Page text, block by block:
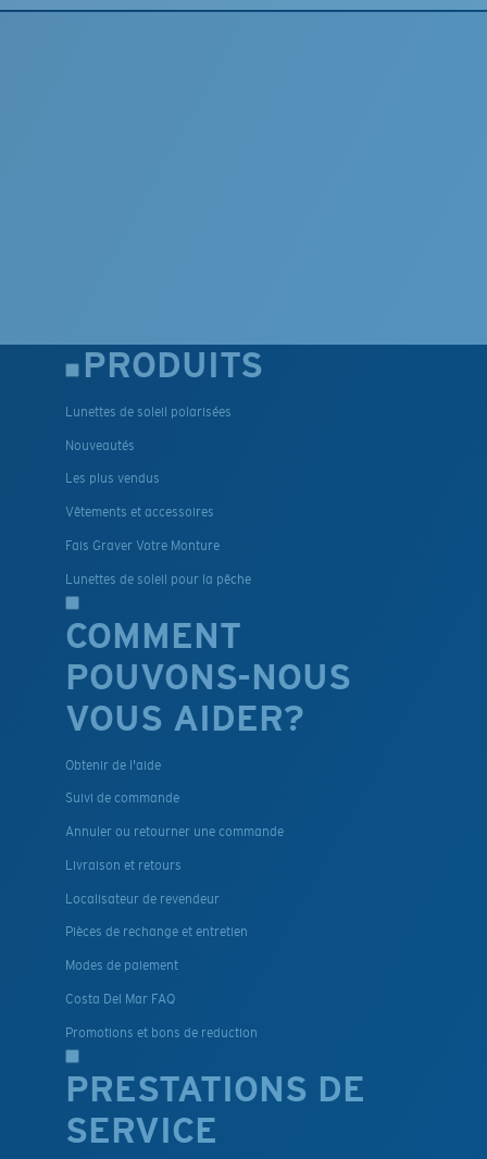
PRODUITS
Lunettes de soleil polarisées
Nouveautés
Les plus vendus
Vêtements et accessoires
Fais Graver Votre Monture
Lunettes de soleil pour la pêche
COMMENT
POUVONS-NOUS
VOUS AIDER?
Obtenir de l'aide
Suivi de commande
Annuler ou retourner une commande
Livraison et retours
Localisateur de revendeur
Pièces de rechange et entretien
Modes de paiement
Costa Del Mar FAQ
Promotions et bons de reduction
PRESTATIONS DE
SERVICE